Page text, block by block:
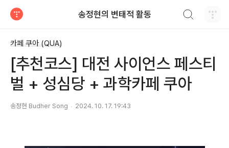
송정현의 변태적 활동
카페 쿠아 (QUA)
[추천코스] 대전 사이언스 페스티
벌 + 성심당 + 과학카페 쿠아
송정현 Budher Song 2024. 10. 17. 19:43